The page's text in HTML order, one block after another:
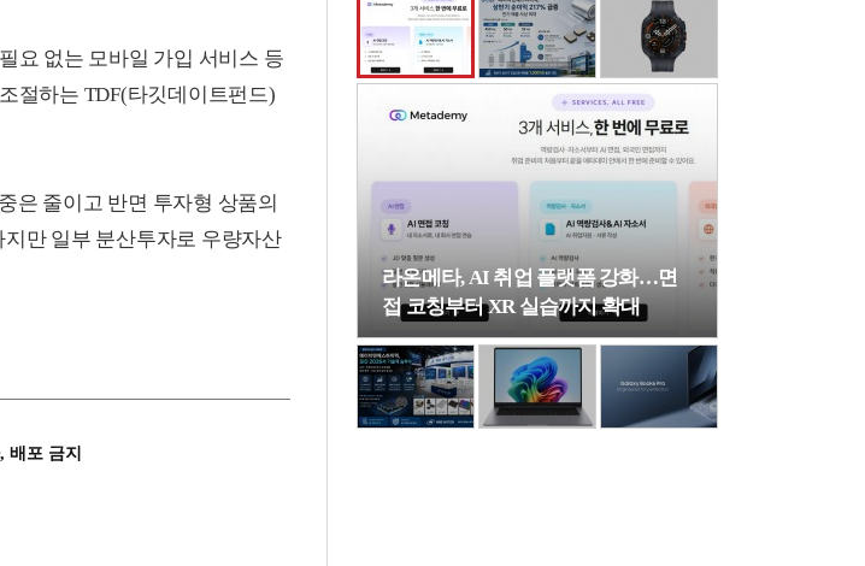
요 없는 모바일 가입 서비스 등
절하는 TDF(타깃데이트펀드)
은 줄이고 반면 투자형 상품의
만 일부 분산투자로 우량자산
배포 금지
라온메타, AI 취업 플랫폼 강화…면
접 코칭부터 XR 실습까지 확대